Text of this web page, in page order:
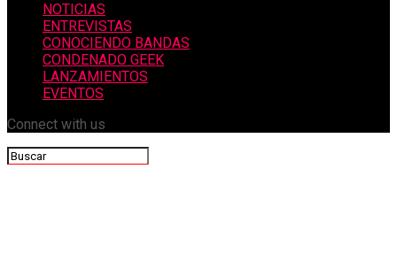
NOTICIAS
ENTREVISTAS
CONOCIENDO BANDAS
CONDENADO GEEK
LANZAMIENTOS
EVENTOS
Connect with us